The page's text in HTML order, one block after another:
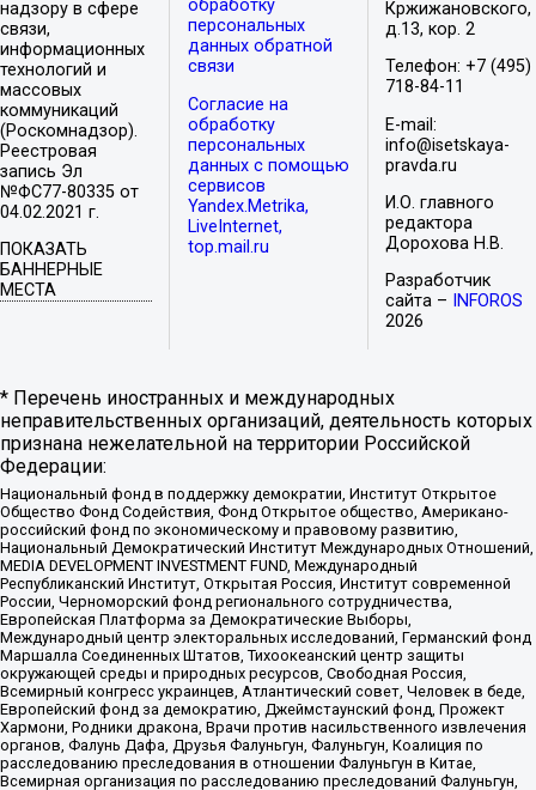
надзору в сфере
связи,
информационных
технологий и
массовых
коммуникаций
(Роскомнадзор).
Реестровая
запись Эл
№ФС77-80335 от
04.02.2021 г.
ПОКАЗАТЬ
БАННЕРНЫЕ
МЕСТА
обработку
персональных
данных обратной
связи
Согласие на
обработку
персональных
данных с помощью
сервисов
Yandex.Metrika,
LiveInternet,
top.mail.ru
Кржижановского,
д.13, кор. 2
Телефон: +7 (495)
718-84-11
E-mail:
info@isetskaya-
pravda.ru
И.О. главного
редактора
Дорохова Н.В.
Разработчик
сайта –
INFOROS
2026
* Перечень иностранных и международных
неправительственных организаций, деятельность которых
признана нежелательной на территории Российской
Федерации:
Национальный фонд в поддержку демократии, Институт Открытое
Общество Фонд Содействия, Фонд Открытое общество, Американо-
российский фонд по экономическому и правовому развитию,
Национальный Демократический Институт Международных Отношений,
MEDIA DEVELOPMENT INVESTMENT FUND, Международный
Республиканский Институт, Открытая Россия, Институт современной
России, Черноморский фонд регионального сотрудничества,
Европейская Платформа за Демократические Выборы,
Международный центр электоральных исследований, Германский фонд
Маршалла Соединенных Штатов, Тихоокеанский центр защиты
окружающей среды и природных ресурсов, Свободная Россия,
Всемирный конгресс украинцев, Атлантический совет, Человек в беде,
Европейский фонд за демократию, Джеймстаунский фонд, Прожект
Хармони, Родники дракона, Врачи против насильственного извлечения
органов, Фалунь Дафа, Друзья Фалуньгун, Фалуньгун, Коалиция по
расследованию преследования в отношении Фалуньгун в Китае,
Всемирная организация по расследованию преследований Фалуньгун,